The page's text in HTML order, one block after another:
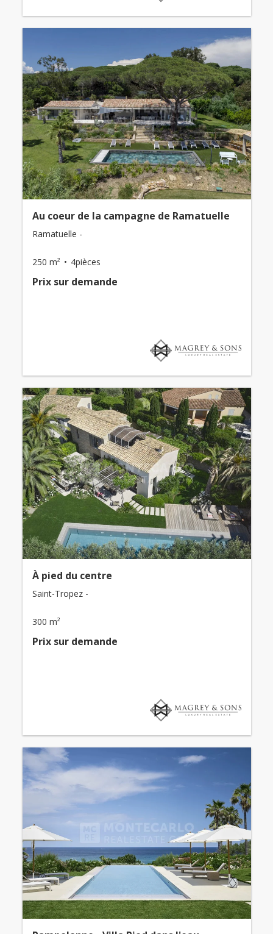
Au coeur de la campagne de Ramatuelle
Ramatuelle -
250 m² 4pièces
Prix ​​sur demande
À pied du centre
Saint-Tropez -
300 m²
Prix ​​sur demande